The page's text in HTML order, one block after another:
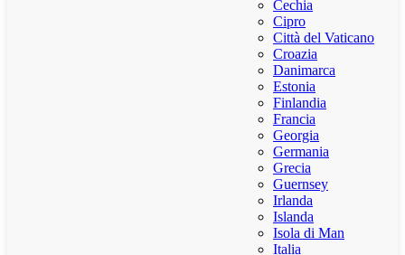
Cechia
Cipro
Città del Vaticano
Croazia
Danimarca
Estonia
Finlandia
Francia
Georgia
Germania
Grecia
Guernsey
Irlanda
Islanda
Isola di Man
Italia